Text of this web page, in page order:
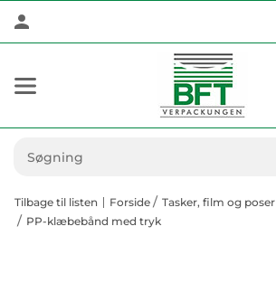
Tilbage til listen Forside Tasker, film og poser
PP-klæbebånd med tryk